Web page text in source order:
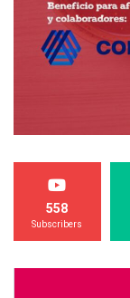
558
Subscribers